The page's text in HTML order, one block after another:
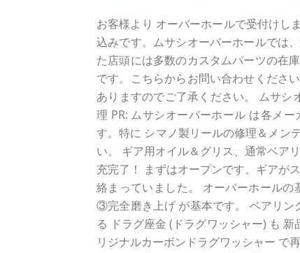
お客様より オーバーホールで受付けし
込みです。ムサシオーバーホールでは
た店頭には多数のカスタムパーツの在
です。こちらからお問い合わせくださ
ありますのでご了承ください。 ムサシ
理 PR: ムサシオーバーホール は各メ
す。特に シマノ製リールの修理＆メン
い。 ギア用オイル＆グリス、通常ベア
充完了！ まずはオープンです。ギアが
絡まっていました。 オーバーホール
③完全磨き上げ が基本です。 ベアリン
る ドラグ座金 (ドラグワッシャー) も
リジナルカーボンドラグワッシャー で